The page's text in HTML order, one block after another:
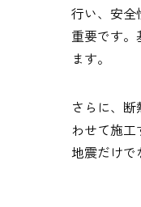
行い、安全
重要です
ます。
さらに、
わせて施工
地震だけで